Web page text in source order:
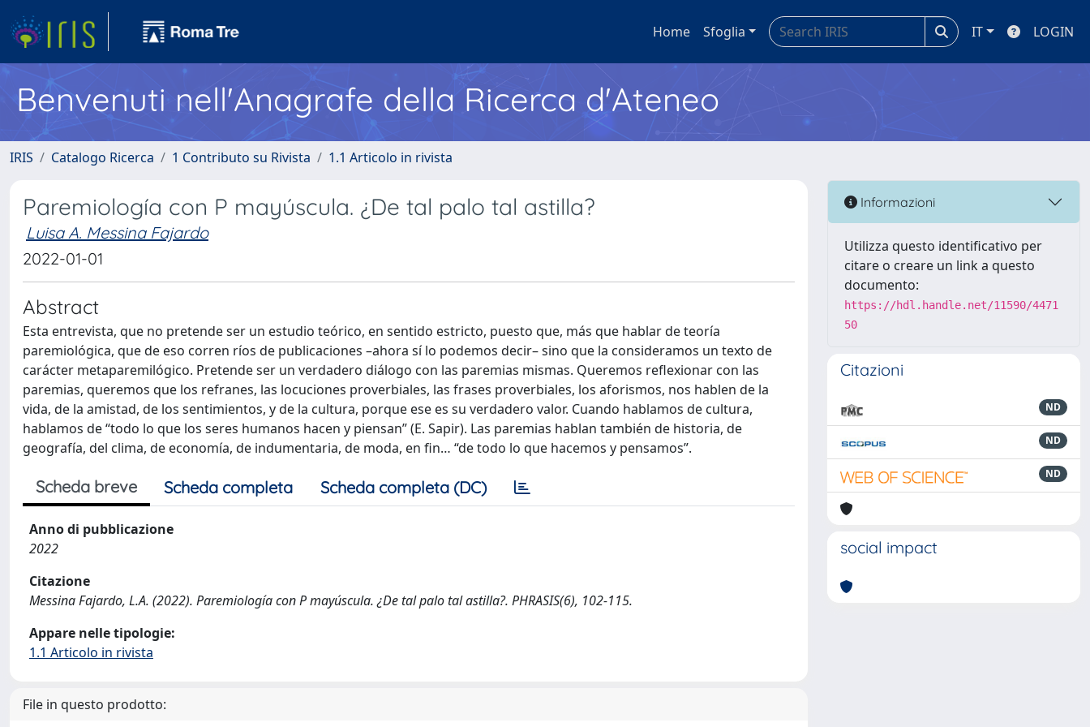
Home Sfoglia IT LOGIN
Benvenuti nell'Anagrafe della Ricerca d'Ateneo
IRIS Catalogo Ricerca 1 Contributo su Rivista 1.1 Articolo in rivista
Paremiología con P mayúscula. ¿De tal palo tal astilla?
Luisa A. Messina Fajardo
2022-01-01
Abstract
Esta entrevista, que no pretende ser un estudio teórico, en sentido estricto, puesto que, más que hablar de teoría
paremiológica, que de eso corren ríos de publicaciones –ahora sí lo podemos decir– sino que la consideramos un texto de
carácter metaparemilógico. Pretende ser un verdadero diálogo con las paremias mismas. Queremos reflexionar con las
paremias, queremos que los refranes, las locuciones proverbiales, las frases proverbiales, los aforismos, nos hablen de la
vida, de la amistad, de los sentimientos, y de la cultura, porque ese es su verdadero valor. Cuando hablamos de cultura,
hablamos de “todo lo que los seres humanos hacen y piensan” (E. Sapir). Las paremias hablan también de historia, de
geografía, del clima, de economía, de indumentaria, de moda, en fin… “de todo lo que hacemos y pensamos”.
Scheda breve Scheda completa Scheda completa (DC)
Anno di pubblicazione
2022
Citazione
Messina Fajardo, L.A. (2022). Paremiología con P mayúscula. ¿De tal palo tal astilla?. PHRASIS(6), 102-115.
Appare nelle tipologie:
1.1 Articolo in rivista
File in questo prodotto:
Informazioni
Utilizza questo identificativo per
citare o creare un link a questo
documento:
https://hdl.handle.net/11590/4471
50
Citazioni
ND
ND
ND
social impact